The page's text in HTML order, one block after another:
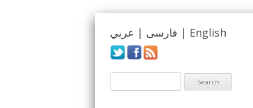
فارسی | عربي | English